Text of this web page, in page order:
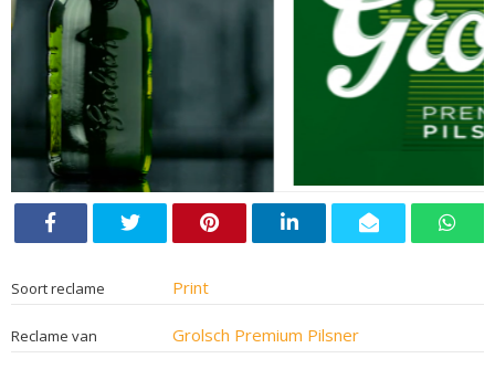
Soort reclame Print
Reclame van Grolsch Premium Pilsner